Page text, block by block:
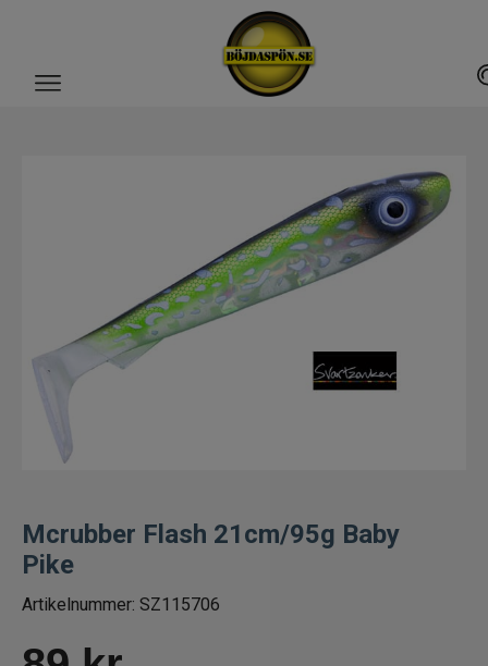
Spön
Fiskedrag
Betespaket
Handgjorda beten
Mcrubber Flash 21cm/95g Baby
Pike
Artikelnummer: SZ115706